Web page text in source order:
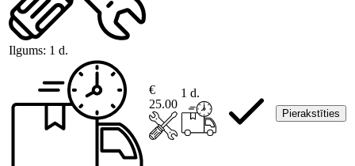
Ilgums: 1 d.
€
25.00
1 d.
Pierakstīties